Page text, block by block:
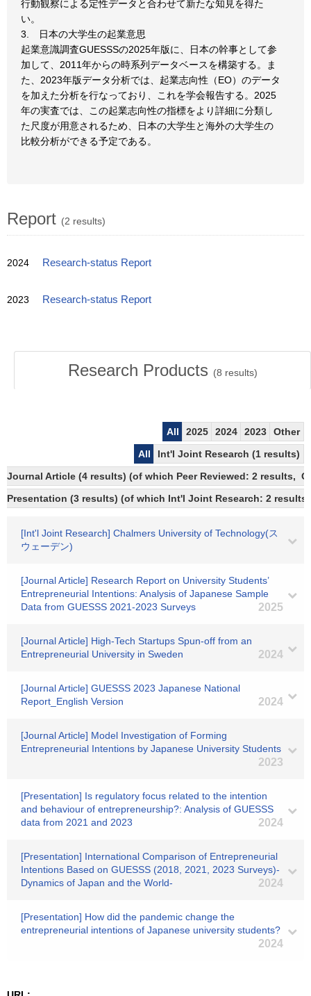
行動観察による定性データと合わせて新たな知見を得た
い。
3. 日本の大学生の起業意思
起業意識調査GUESSSの2025年版に、日本の幹事として参
加して、2011年からの時系列データベースを構築する。ま
た、2023年版データ分析では、起業志向性（EO）のデータ
を加えた分析を行なっており、これを学会報告する。2025
年の実査では、この起業志向性の指標をより詳細に分類し
た尺度が用意されるため、日本の大学生と海外の大学生の
比較分析ができる予定である。
Report (2 results)
2024 Research-status Report
2023 Research-status Report
Research Products (8 results)
All 2025 2024 2023
Other
All
Int'l Joint Research (1 results)
Journal Article (4 results) (of which Peer Reviewed: 2 results,
Presentation (3 results) (of which Int'l Joint Research: 2 results)
[Int'l Joint Research] Chalmers University of Technology(ス
ウェーデン)
[Journal Article] Research Report on University Students’
Entrepreneurial Intentions: Analysis of Japanese Sample
Data from GUESSS 2021-2023 Surveys
2025
[Journal Article] High-Tech Startups Spun-off from an
Entrepreneurial University in Sweden
2024
[Journal Article] GUESSS 2023 Japanese National
Report_English Version
2024
[Journal Article] Model Investigation of Forming
Entrepreneurial Intentions by Japanese University Students
2023
[Presentation] Is regulatory focus related to the intention
and behaviour of entrepreneurship?: Analysis of GUESSS
data from 2021 and 2023
2024
[Presentation] International Comparison of Entrepreneurial
Intentions Based on GUESSS (2018, 2021, 2023 Surveys)-
Dynamics of Japan and the World-
2024
[Presentation] How did the pandemic change the
entrepreneurial intentions of Japanese university students?
2024